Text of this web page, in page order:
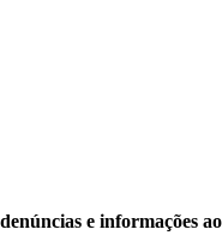
e informações